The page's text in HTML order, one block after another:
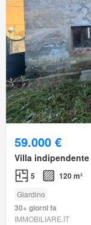
59.000 €
Villa indipendente
5 120 m²
Giardino
30+ giorni fa
IMMOBILIARE.IT